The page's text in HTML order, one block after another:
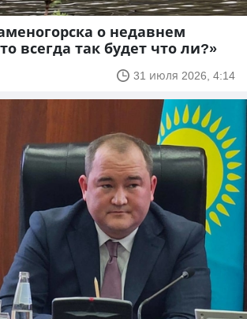
о недавнем
всегда так будет что ли?»
31 июля 2026, 4:14